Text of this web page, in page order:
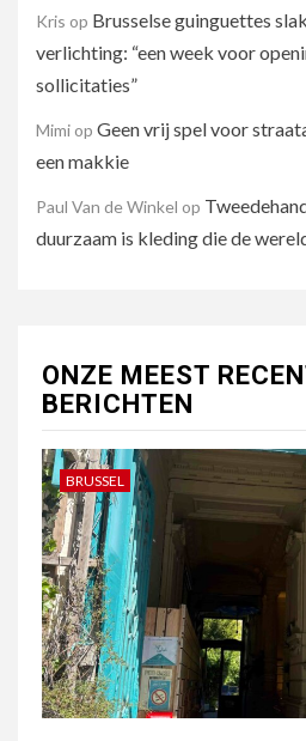
Kris op Brusselse guinguettes
verlichting: “een week voor
sollicitaties”
Mimi op Geen vrij spel voor
een makkie
Paul Van de Winkel op
duurzaam is kleding die de
ONZE MEEST
BERICHTEN
BRUSSEL